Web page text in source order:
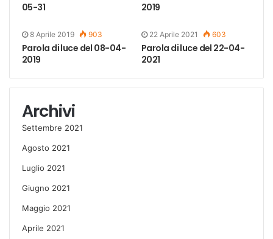
05-31
2019
8 Aprile 2019 903
Parola di luce del 08-04-
2019
22 Aprile 2021 603
Parola di luce del 22-04-
2021
Archivi
Settembre 2021
Agosto 2021
Luglio 2021
Giugno 2021
Maggio 2021
Aprile 2021